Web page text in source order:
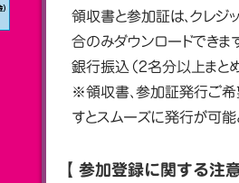
領収書と参加証は、クレジ
合のみダウンロードできま
銀行振込（2名分以上まと
※領収書、参加証発行ご希
すとスムーズに発行が可能
【 参加登録に関する注